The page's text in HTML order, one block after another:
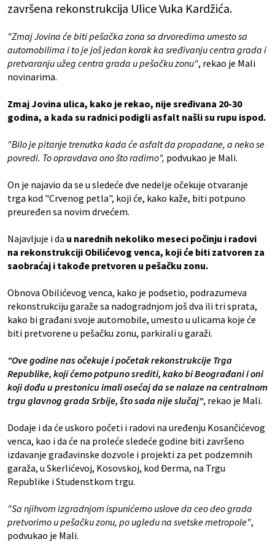
završena rekonstrukcija Ulice Vuka Kardžića.
"Zmaj Jovina će biti pešačka zona sa drvoredima umesto sa
automobilima i to je još jedan korak ka sređivanju centra grada i
pretvaranju užeg centra grada u pešačku zonu", rekao je Mali
novinarima.
Zmaj Jovina ulica, kako je rekao, nije sređivana 20-30
godina, a kada su radnici podigli asfalt našli su rupu ispod.
"Bilo je pitanje trenutka kada će asfalt da propadane, a neko se
povredi. To opravdava ono što radimo", podvukao je Mali.
On je najavio da se u sledeće dve nedelje očekuje otvaranje
trga kod "Crvenog petla", koji će, kako kaže, biti potpuno
preuređen sa novim drvećem.
Najavljuje i da u narednih nekoliko meseci počinju i radovi
na rekonstrukciji Obilićevog venca, koji će biti zatvoren za
saobraćaj i takođe pretvoren u pešačku zonu.
Obnova Obilićevog venca, kako je podsetio, podrazumeva
rekonstrukciju garaže sa nadogradnjom još dva ili tri sprata,
kako bi građani svoje automobile, umesto u ulicama koje će
biti pretvorene u pešačku zonu, parkirali u garaži.
"Ove godine nas očekuje i početak rekonstrukcije Trga
Republike, koji ćemo potpuno srediti, kako bi Beograđani i oni
koji dođu u prestonicu imali osećaj da se nalaze na centralnom
trgu glavnog grada Srbije, što sada nije slučaj", rekao je Mali.
Dodaje i da će uskoro početi i radovi na uređenju Kosančićevog
venca, kao i da će na proleće sledeće godine biti završeno
izdavanje građavinske dozvole i projekti za pet podzemnih
garaža, u Skerlićevoj, Kosovskoj, kod Đerma, na Trgu
Republike i Studenstkom trgu.
"Sa njihvom izgradnjom ispunićemo uslove da ceo deo grada
pretvorimo u pešačku zonu, po ugledu na svetske metropole",
podvukao je Mali.